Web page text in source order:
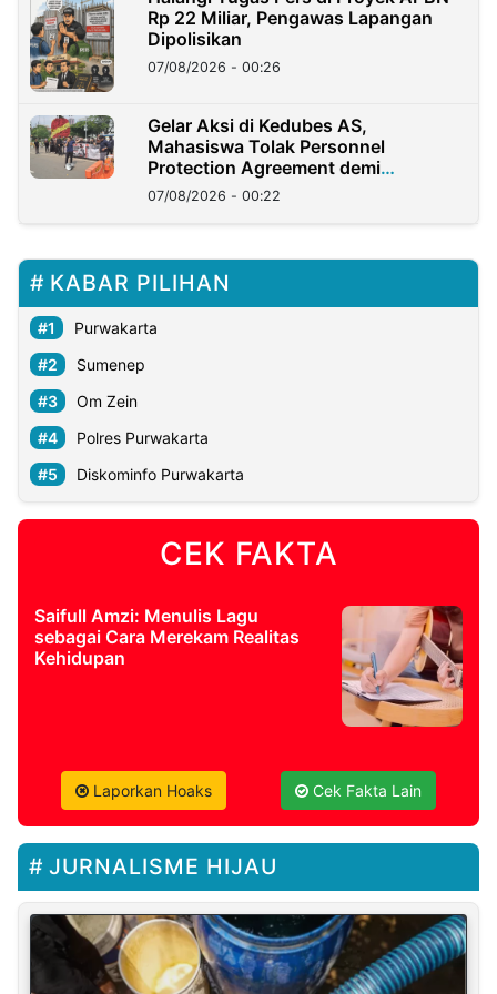
Rp 22 Miliar, Pengawas Lapangan
Dipolisikan
07/08/2026 - 00:26
Gelar Aksi di Kedubes AS,
Mahasiswa Tolak Personnel
Protection Agreement demi
Kedaulatan Negara
07/08/2026 - 00:22
KABAR PILIHAN
Purwakarta
Sumenep
Om Zein
Polres Purwakarta
Diskominfo Purwakarta
CEK FAKTA
Saifull Amzi: Menulis Lagu
sebagai Cara Merekam Realitas
Kehidupan
Laporkan Hoaks Cek Fakta Lain
JURNALISME HIJAU